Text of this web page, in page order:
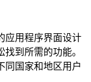
应用程序界面设计
到所需的功能。
同国家和地区用户